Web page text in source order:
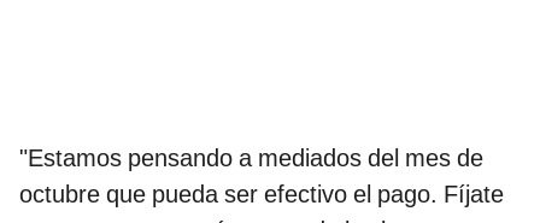
"Estamos pensando a mediados del mes de
octubre que pueda ser efectivo el pago. Fíjate